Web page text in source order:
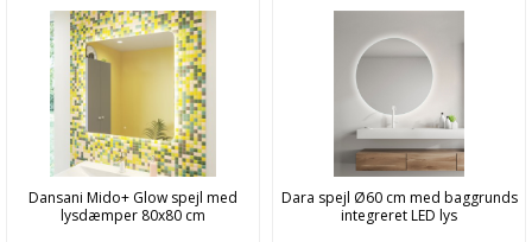
Dansani Mido+ Glow spejl med
lysdæmper 80x80 cm
Dara spejl Ø60 cm med baggrunds
integreret LED lys